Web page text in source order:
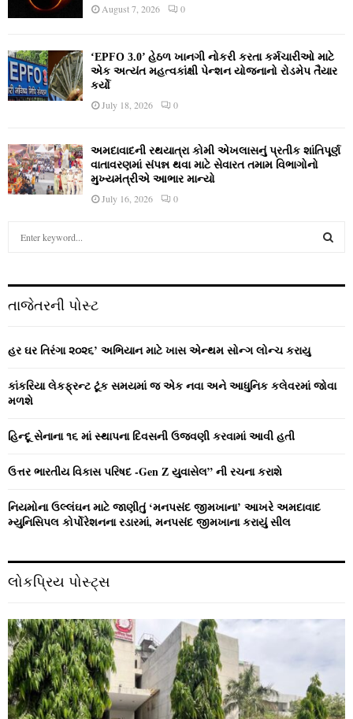
August 7, 2026 0
‘EPFO 3.0’ હેઠળ ખાનગી નોકરી કરતા કર્મચારીઓ માટે
એક અત્યંત મહત્વકાંક્ષી પેન્શન યોજનાનો રોડમેપ તૈયાર
કર્યો
July 18, 2026 0
અમદાવાદની રથયાત્રા કોમી એખલાસનું પ્રતીક શાંતિપૂર્ણ
વાતાવરણમાં સંપન્ન થવા માટે સેવારત તમામ વિભાગોનો
મુખ્યમંત્રીએ આભાર માન્યો
July 16, 2026 0
h
o
C
તાજેતરની પોસ્ટ
હર ઘર તિરંગા ૨૦૨૬’ અભિયાન માટે ખાસ એન્થમ સોન્ગ લોન્ચ કરાયુ
કાંકરિયા લેકફ્રન્ટ ટૂંક સમયમાં જ એક નવા અને આધુનિક કલેવરમાં જોવા
મળશે
હિન્દૂ સેનાના ૧૬ માં સ્થાપના દિવસની ઉજવણી કરવામાં આવી હતી
ઉત્તર ભારતીય વિકાસ પરિષદ -Gen Z યુવાસેલ” ની રચના કરાશે
નિયમોના ઉલ્લંઘન માટે જાણીતું ‘મનપસંદ જીમખાના’ આખરે અમદાવાદ
મ્યુનિસિપલ કોર્પોરેશનના રડારમાં, મનપસંદ જીમખાના કરાયું સીલ
લોકપ્રિય પોસ્ટ્સ